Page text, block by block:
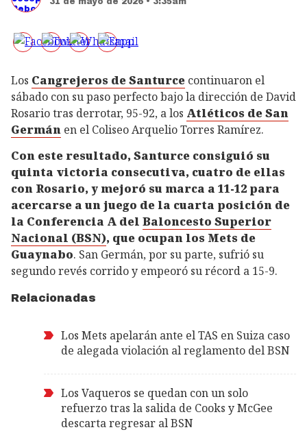
Los Cangrejeros de Santurce continuaron el
sábado con su paso perfecto bajo la dirección de David
Rosario tras derrotar, 95-92, a los Atléticos de San
Germán en el Coliseo Arquelio Torres Ramírez.
Con este resultado, Santurce consiguió su
quinta victoria consecutiva, cuatro de ellas
con Rosario, y mejoró su marca a 11-12 para
acercarse a un juego de la cuarta posición de
la Conferencia A del Baloncesto Superior
Nacional (BSN), que ocupan los Mets de
Guaynabo. San Germán, por su parte, sufrió su
segundo revés corrido y empeoró su récord a 15-9.
Relacionadas
Los Mets apelarán ante el TAS en Suiza caso
de alegada violación al reglamento del BSN
Los Vaqueros se quedan con un solo
refuerzo tras la salida de Cooks y McGee
descarta regresar al BSN